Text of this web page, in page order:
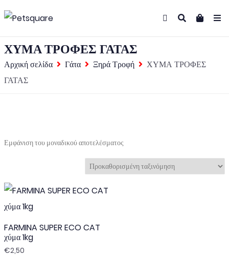
ΧΥΜΑ ΤΡΟΦΕΣ ΓΑΤΑΣ
Αρχική σελίδα Γάτα Ξηρά Τροφή
ΧΥΜΑ ΤΡΟΦΕΣ
ΓΑΤΑΣ
Εμφάνιση του μοναδικού αποτελέσματος
FARMINA SUPER ECO CAT
χύμα 1kg
€2,50